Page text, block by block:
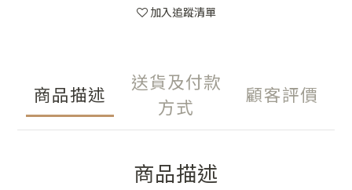
加入追蹤清單
商品描述
送貨及付款
方式
顧客評價
商品描述